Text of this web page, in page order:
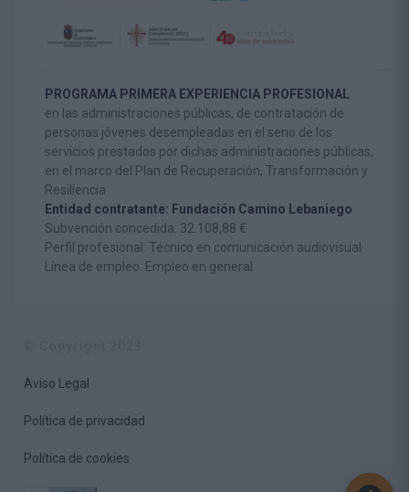
PROGRAMA PRIMERA EXPERIENCIA PROFESIONAL
en las administraciones públicas, de contratación de
personas jóvenes desempleadas en el seno de los
servicios prestados por dichas administraciones públicas,
en el marco del Plan de Recuperación, Transformación y
Resiliencia
Entidad contratante: Fundación Camino Lebaniego
Subvención concedida: 32.108,88 €
Perfil profesional: Técnico en comunicación audiovisual
Línea de empleo: Empleo en general
Aviso Legal
Política de privacidad
Política de cookies